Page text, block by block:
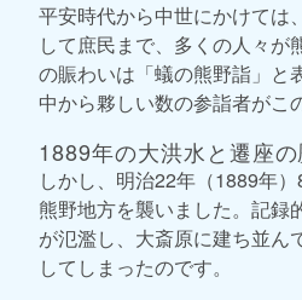
平安時代から中世にかけては
して庶民まで、多くの人々が
の賑わいは「蟻の熊野詣」と
中から夥しい数の参詣者がこ
1889年の大洪水と遷座の
しかし、明治22年（1889年
熊野地方を襲いました。記録
が氾濫し、大斎原に建ち並ん
してしまったのです。